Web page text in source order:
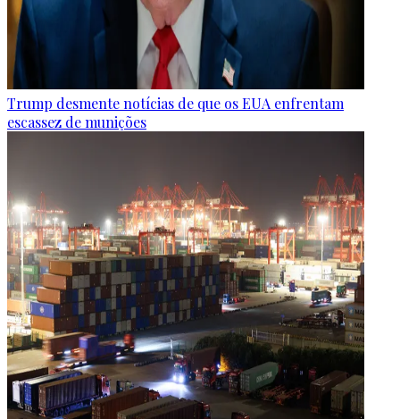
Trump desmente notícias de que os EUA enfrentam
escassez de munições